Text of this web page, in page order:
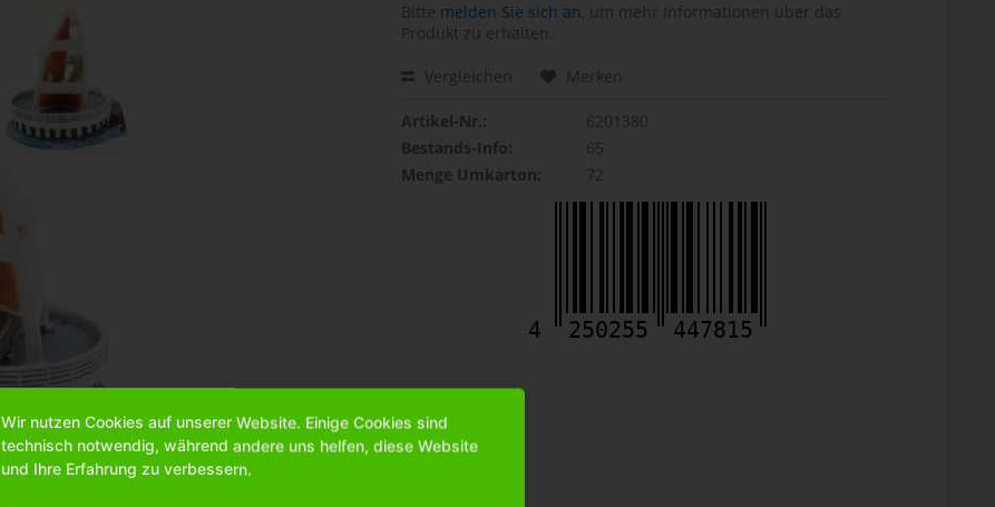
Bitte melden Sie sich an, um mehr Informationen über das
Produkt zu erhalten.
Vergleichen Merken
Artikel-Nr.:
6201380
Bestands-Info:
65
Menge Umkarton:
72
4 250255 447815
Wir nutzen Cookies auf unserer Website. Einige Cookies sind
technisch notwendig, während andere uns helfen, diese Website
und Ihre Erfahrung zu verbessern.